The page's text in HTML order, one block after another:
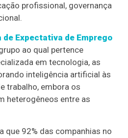
profissional, governança
de Expectativa de Emprego
ao qual pertence
em tecnologia, as
inteligência artificial às
trabalho, embora os
heterogêneos entre as
que 92% das companhias no